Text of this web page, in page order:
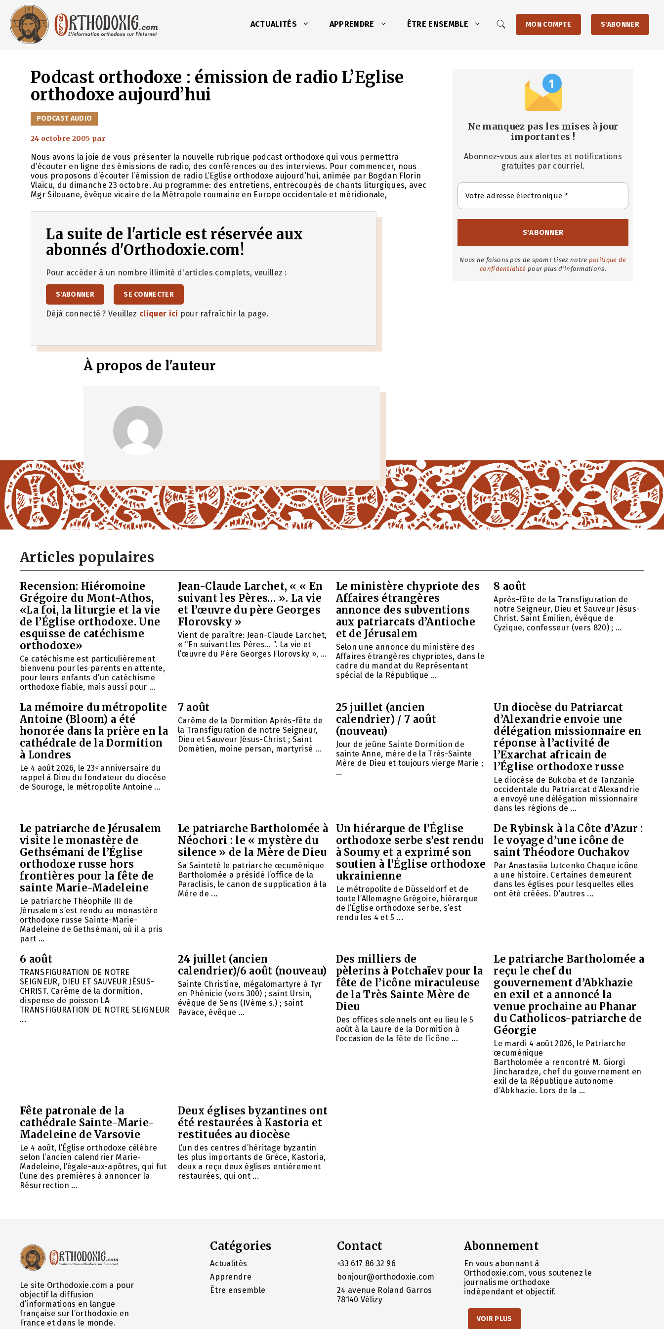
contenu
ACTUALITÉS APPRENDRE ÊTRE ENSEMBLE MON COMPTE S'ABONNER
Podcast orthodoxe : émission de radio L’Eglise
orthodoxe aujourd’hui
CATÉGORIES
PODCAST AUDIO
24 octobre 2005 par
Nous avons la joie de vous présenter la nouvelle rubrique podcast orthodoxe qui vous permettra
d’écouter en ligne des émissions de radio, des conférences ou des interviews. Pour commencer, nous
vous proposons d’écouter l’émission de radio L’Eglise orthodoxe aujourd’hui, animée par Bogdan Florin
Vlaicu, du dimanche 23 octobre. Au programme: des entretiens, entrecoupés de chants liturgiques, avec
Mgr Silouane, évêque vicaire de la Métropole roumaine en Europe occidentale et méridionale,
La suite de l'article est réservée aux
abonnés d'Orthodoxie.com!
Pour accéder à un nombre illimité d'articles complets, veuillez :
S'ABONNER SE CONNECTER
Déjà connecté ? Veuillez cliquer ici pour rafraîchir la page.
À propos de l'auteur
Ne manquez pas les mises à jour
importantes !
Abonnez-vous aux alertes et notifications
gratuites par courriel.
Nous ne faisons pas de spam ! Lisez notre politique de
confidentialité pour plus d'informations.
Articles populaires
Recension: Hiéromoine
Grégoire du Mont-Athos,
«La foi, la liturgie et la vie
de l’Église orthodoxe. Une
esquisse de catéchisme
orthodoxe»
Ce catéchisme est particulièrement
bienvenu pour les parents en attente,
pour leurs enfants d’un catéchisme
orthodoxe fiable, mais aussi pour ...
Jean-Claude Larchet, « « En
suivant les Pères… ». La vie
et l’œuvre du père Georges
Florovsky »
Vient de paraître: Jean-Claude Larchet,
« “En suivant les Pères… ”. La vie et
l’œuvre du Père Georges Florovsky », ...
Le ministère chypriote des
Affaires étrangères
annonce des subventions
aux patriarcats d’Antioche
et de Jérusalem
Selon une annonce du ministère des
Affaires étrangères chypriotes, dans le
cadre du mandat du Représentant
spécial de la République ...
8 août
Après-fête de la Transfiguration de
notre Seigneur, Dieu et Sauveur Jésus-
Christ. Saint Émilien, évêque de
Cyzique, confesseur (vers 820) ; ...
La mémoire du métropolite
Antoine (Bloom) a été
honorée dans la prière en la
cathédrale de la Dormition
à Londres
Le 4 août 2026, le 23ᵉ anniversaire du
rappel à Dieu du fondateur du diocèse
de Souroge, le métropolite Antoine ...
7 août
Carême de la Dormition Après-fête de
la Transfiguration de notre Seigneur,
Dieu et Sauveur Jésus-Christ ; Saint
Dométien, moine persan, martyrisé ...
25 juillet (ancien
calendrier) / 7 août
(nouveau)
Jour de jeûne Sainte Dormition de
sainte Anne, mère de la Très-Sainte
Mère de Dieu et toujours vierge Marie ;
...
Un diocèse du Patriarcat
d’Alexandrie envoie une
délégation missionnaire en
réponse à l’activité de
l’Exarchat africain de
l’Église orthodoxe russe
Le diocèse de Bukoba et de Tanzanie
occidentale du Patriarcat d’Alexandrie
a envoyé une délégation missionnaire
dans les régions de ...
Le patriarche de Jérusalem
visite le monastère de
Gethsémani de l’Église
orthodoxe russe hors
frontières pour la fête de
sainte Marie-Madeleine
Le patriarche Théophile III de
Jérusalem s’est rendu au monastère
orthodoxe russe Sainte-Marie-
Madeleine de Gethsémani, où il a pris
part ...
Le patriarche Bartholomée à
Néochori : le « mystère du
silence » de la Mère de Dieu
Sa Sainteté le patriarche œcuménique
Bartholomée a présidé l’office de la
Paraclisis, le canon de supplication à la
Mère de ...
Un hiérarque de l’Église
orthodoxe serbe s’est rendu
à Soumy et a exprimé son
soutien à l’Église orthodoxe
ukrainienne
Le métropolite de Düsseldorf et de
toute l’Allemagne Grégoire, hiérarque
de l’Église orthodoxe serbe, s’est
rendu les 4 et 5 ...
De Rybinsk à la Côte d’Azur :
le voyage d’une icône de
saint Théodore Ouchakov
Par Anastasiia Lutcenko Chaque icône
a une histoire. Certaines demeurent
dans les églises pour lesquelles elles
ont été créées. D’autres ...
6 août
TRANSFIGURATION DE NOTRE
SEIGNEUR, DIEU ET SAUVEUR JÉSUS-
CHRIST. Carême de la dormition,
dispense de poisson LA
TRANSFIGURATION DE NOTRE SEIGNEUR
...
24 juillet (ancien
calendrier)/6 août (nouveau)
Sainte Christine, mégalomartyre à Tyr
en Phénicie (vers 300) ; saint Ursin,
évêque de Sens (IVème s.) ; saint
Pavace, évêque ...
Des milliers de
pèlerins à Potchaïev pour la
fête de l’icône miraculeuse
de la Très Sainte Mère de
Dieu
Des offices solennels ont eu lieu le 5
août à la Laure de la Dormition à
l’occasion de la fête de l’icône ...
Le patriarche Bartholomée a
reçu le chef du
gouvernement d’Abkhazie
en exil et a annoncé la
venue prochaine au Phanar
du Catholicos-patriarche de
Géorgie
Le mardi 4 août 2026, le Patriarche
œcuménique
Bartholomée a rencontré M. Giorgi
Jincharadze, chef du gouvernement en
exil de la République autonome
d’Abkhazie. Lors de la ...
Fête patronale de la
cathédrale Sainte-Marie-
Madeleine de Varsovie
Le 4 août, l’Église orthodoxe célèbre
selon l’ancien calendrier Marie-
Madeleine, l’égale-aux-apôtres, qui fut
l’une des premières à annoncer la
Résurrection ...
Deux églises byzantines ont
été restaurées à Kastoria et
restituées au diocèse
L’un des centres d’héritage byzantin
les plus importants de Grèce, Kastoria,
deux a reçu deux églises entièrement
restaurées, qui ont ...
Le site Orthodoxie.com a pour
objectif la diffusion
d’informations en langue
française sur l’orthodoxie en
France et dans le monde.
Catégories
Actualités
Apprendre
Être ensemble
Contact
+33 617 86 32 96
bonjour@orthodoxie.com
24 avenue Roland Garros
78140 Vélizy
Abonnement
En vous abonnant à
Orthodoxie.com, vous soutenez le
journalisme orthodoxe
indépendant et objectif.
VOIR PLUS